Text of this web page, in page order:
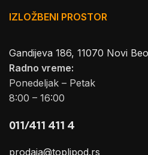
IZLOŽBENI PROSTOR
Gandijeva 186, 11070 Novi
Radno vreme:
Ponedeljak – Petak
8:00 – 16:00
011/411 411 4
prodaja@toplipod.rs